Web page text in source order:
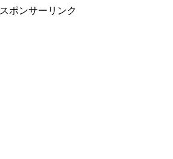
スポンサーリンク